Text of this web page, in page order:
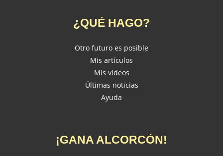
¿QUÉ HAGO?
Otro futuro es posible
Mis artículos
Mis vídeos
Últimas noticias
Ayuda
¡GANA ALCORCÓN!